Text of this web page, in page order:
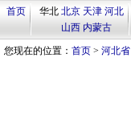
首页 华北 北京 天津 河北
山西 内蒙古
您现在的位置： 首页 > 河北省